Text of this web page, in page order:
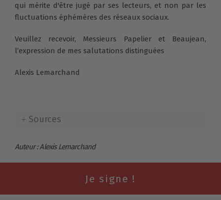
qui mérite d'être jugé par ses lecteurs, et non par les
fluctuations éphémères des réseaux sociaux.
Veuillez recevoir, Messieurs Papelier et Beaujean,
l’expression de mes salutations distinguées
Alexis Lemarchand
Sources
Auteur : Alexis Lemarchand